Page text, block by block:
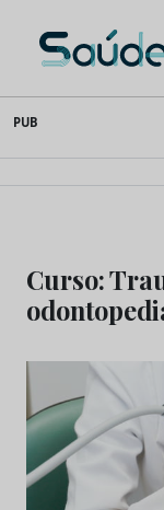
to
content
Saúde Oral
PUB
Curso: